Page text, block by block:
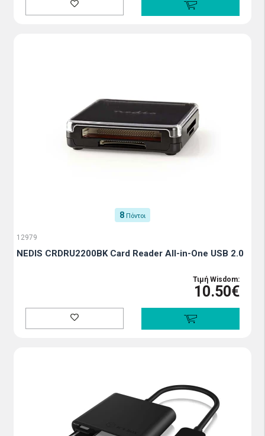
8 Πόντοι
12979
NEDIS CRDRU2200BK Card Reader All-in-One USB 2.0
Τιμή Wisdom:
10.50€